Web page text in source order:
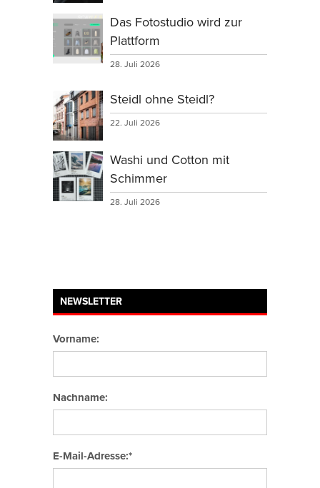
Das Fotostudio wird zur
Plattform
28. Juli 2026
Steidl ohne Steidl?
22. Juli 2026
Washi und Cotton mit
Schimmer
28. Juli 2026
NEWSLETTER
Vorname:
Nachname:
E-Mail-Adresse:*